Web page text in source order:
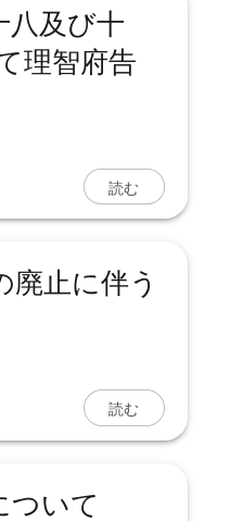
及び十
理智府告
読む
廃止に伴う
読む
ついて